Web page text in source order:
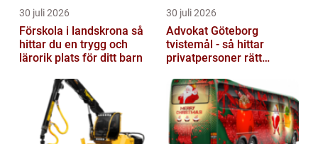
30 juli 2026
Förskola i landskrona så
hittar du en trygg och
lärorik plats för ditt barn
30 juli 2026
Advokat Göteborg
tvistemål - så hittar
privatpersoner rätt